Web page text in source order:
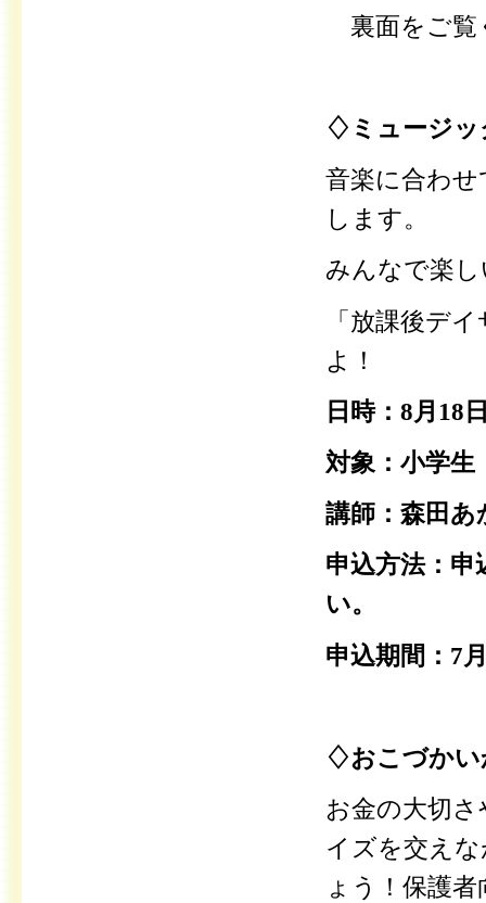
裏面をご覧
♢ミュージ
音楽に合わ
します。
みんなで楽
「放課後デ
よ！
日時：8月18
対象：小学生
講師：森田あ
申込方法：
い。
申込期間：7
♢おこづかい
お金の大切
イズを交え
ょう！保護